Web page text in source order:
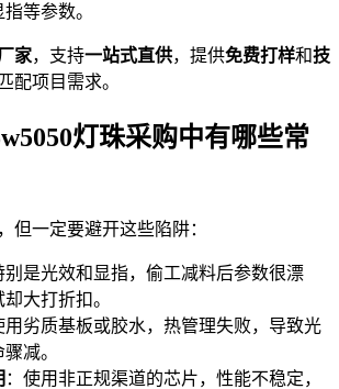
等参数。
家，支持一站式直供，提供免费打样和技
配项目需求。
灯珠采购中有哪些常
但一定要避开这些陷阱：
别是光效和显指，偷工减料后参数很漂
大打折扣。
用劣质基板或胶水，热管理失败，导致光
减。
：使用非正规渠道的芯片，性能不稳定，